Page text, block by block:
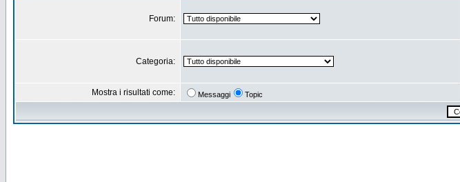
Forum:
Categoria:
Mostra i risultati come: Messaggi Topic